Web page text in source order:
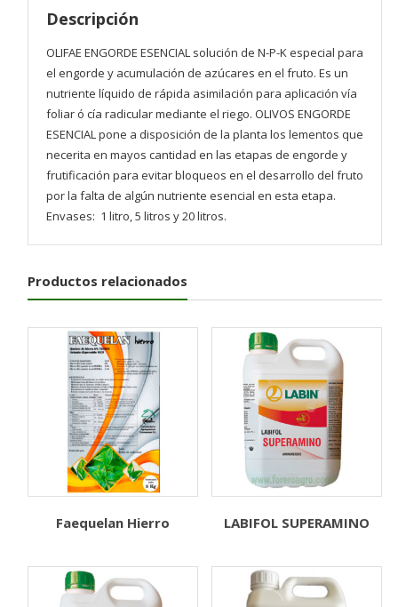
Descripción
OLIFAE ENGORDE ESENCIAL solución de N-P-K especial para
el engorde y acumulación de azúcares en el fruto. Es un
nutriente líquido de rápida asimilación para aplicación vía
foliar ó cía radicular mediante el riego. OLIVOS ENGORDE
ESENCIAL pone a disposición de la planta los lementos que
necerita en mayos cantidad en las etapas de engorde y
frutificación para evitar bloqueos en el desarrollo del fruto
por la falta de algún nutriente esencial en esta etapa.
Envases: 1 litro, 5 litros y 20 litros.
Productos relacionados
Faequelan Hierro LABIFOL SUPERAMINO